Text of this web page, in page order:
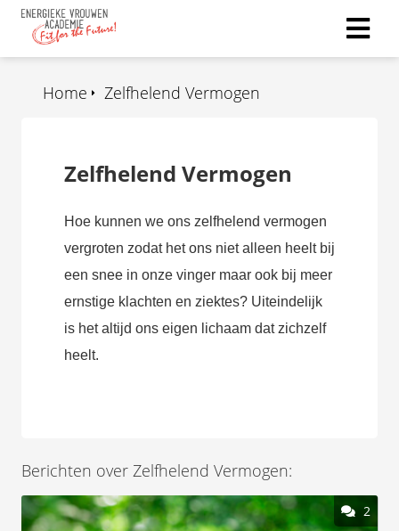
Zelfhelend Vermogen
Home
Zelfhelend Vermogen
Hoe kunnen we ons zelfhelend vermogen
vergroten zodat het ons niet alleen heelt bij
een snee in onze vinger maar ook bij meer
ernstige klachten en ziektes? Uiteindelijk
is het altijd ons eigen lichaam dat zichzelf
heelt.
Berichten over Zelfhelend Vermogen:
2